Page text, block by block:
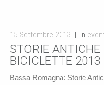
15 Settembre 2013 in
STORIE
BICICLETTE 2013
Bassa Romagna: Storie